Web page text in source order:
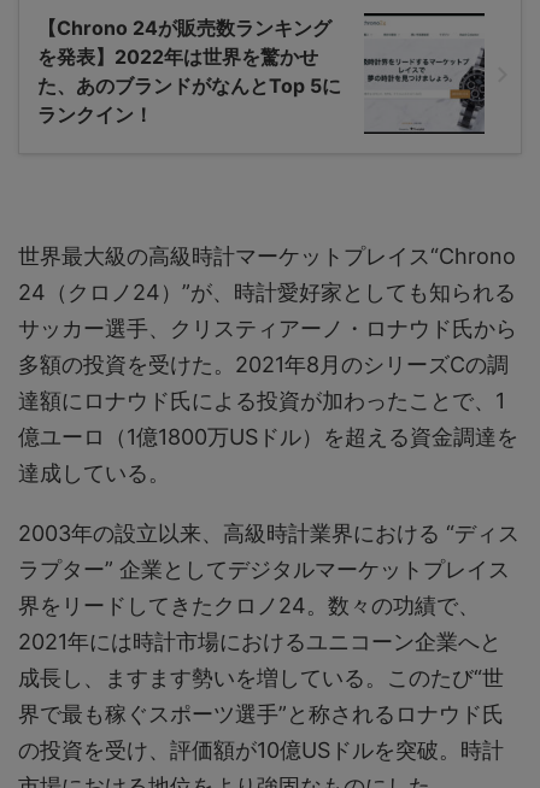
【Chrono 24が販売数ランキング
を発表】2022年は世界を驚かせ
た、あのブランドがなんとTop 5に
ランクイン！
世界最大級の高級時計マーケットプレイス“Chrono
24（クロノ24）”が、時計愛好家としても知られる
サッカー選手、クリスティアーノ・ロナウド氏から
多額の投資を受けた。2021年8月のシリーズCの調
達額にロナウド氏による投資が加わったことで、1
億ユーロ（1億1800万USドル）を超える資金調達を
達成している。
2003年の設立以来、高級時計業界における “ディス
ラプター” 企業としてデジタルマーケットプレイス
界をリードしてきたクロノ24。数々の功績で、
2021年には時計市場におけるユニコーン企業へと
成長し、ますます勢いを増している。このたび“世
界で最も稼ぐスポーツ選手”と称されるロナウド氏
の投資を受け、評価額が10億USドルを突破。時計